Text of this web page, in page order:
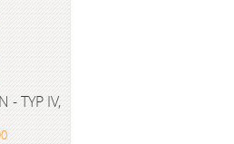
- TYP IV,